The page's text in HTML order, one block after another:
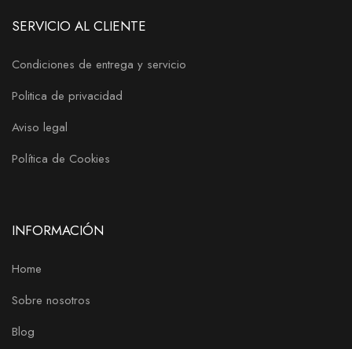
SERVICIO AL CLIENTE
Condiciones de entrega y servicio
Politica de privacidad
Aviso legal
Política de Cookies
INFORMACIÓN
Home
Sobre nosotros
Blog